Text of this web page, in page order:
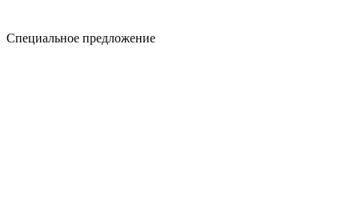
Специальное предложение